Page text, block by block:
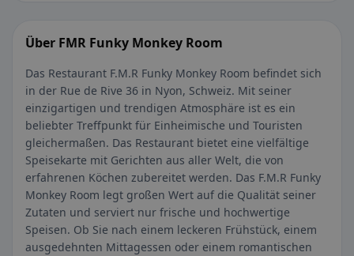
Über FMR Funky Monkey Room
Das Restaurant F.M.R Funky Monkey Room befindet sich
in der Rue de Rive 36 in Nyon, Schweiz. Mit seiner
einzigartigen und trendigen Atmosphäre ist es ein
beliebter Treffpunkt für Einheimische und Touristen
gleichermaßen. Das Restaurant bietet eine vielfältige
Speisekarte mit Gerichten aus aller Welt, die von
erfahrenen Köchen zubereitet werden. Das F.M.R Funky
Monkey Room legt großen Wert auf die Qualität seiner
Zutaten und serviert nur frische und hochwertige
Speisen. Ob Sie nach einem leckeren Frühstück, einem
ausgedehnten Mittagessen oder einem romantischen